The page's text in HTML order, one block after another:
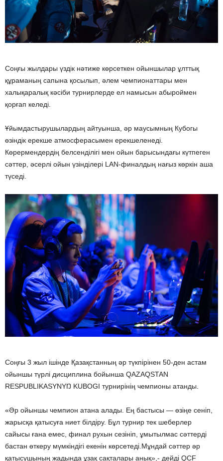
Соңғы жылдары үздік нәтиже көрсеткен ойыншылар ұлттық
құраманың сапына қосылып, әлем чемпионаттары мен
халықаралық кәсіби турнирлерде ел намысын абыроймен
қорғап келеді.
Ұйымдастырушылардың айтуынша, әр маусымның Кубогы
өзіндік ерекше атмосферасымен ерекшеленеді.
Көрермендердің белсенділігі мен ойын барысындағы күтпеген
сәттер, әсерлі ойын үзінділері LAN-финалдың нағыз көркін аша
түседі.
Соңғы 3 жыл ішінде Қазақстанның әр түкпірінен 50-ден астам
ойыншы түрлі дисциплина бойынша QAZAQSTAN
RESPUBLIKASYNYŊ KUBOGI турнирінің чемпионы атанды.
«Әр ойыншы чемпион атана алады. Ең бастысы — өзіңе сеніп,
жарысқа қатысуға ниет білдіру. Бұл турнир тек шеберлер
сайысы ғана емес, финал рухын сезініп, ұмытылмас сәттерді
бастан өткеру мүмкіндігі екенін көрсетеді.Мұндай сәттер әр
қатысушының жадында ұзақ сақталары анық»,- дейді QCF